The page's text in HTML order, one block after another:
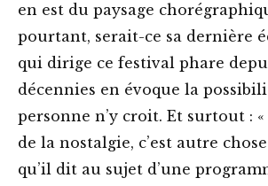
en est du paysage
pourtant, serait-ce sa dernière
qui dirige ce festival phare
décennies en évoque la
personne n’y croit. Et surtout : «
de la nostalgie, c’est autre
qu’il dit au sujet d’une